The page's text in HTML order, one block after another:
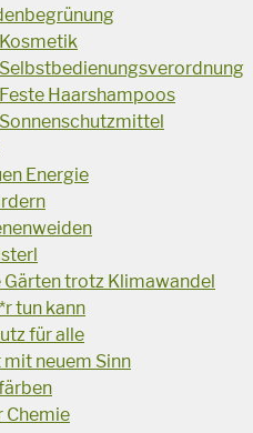
Haarshampoos
Energie
Gärten trotz Klimawandel
tun kann
für alle
neuem Sinn
Chemie